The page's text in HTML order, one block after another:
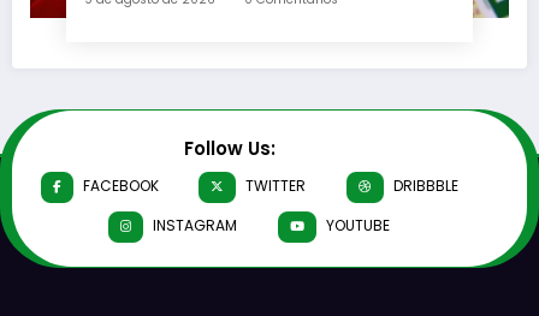
Follow Us:
FACEBOOK TWITTER
DRIBBBLE
INSTAGRAM
YOUTUBE